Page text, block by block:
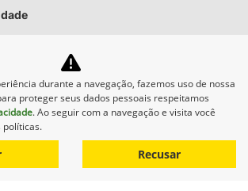
AGROSUL MAQUINAS LTDA
CNPJ: 40.512.337/0001-00
durante a navegação, fazemos uso de nossa
proteger seus dados pessoais respeitamos
. Ao seguir com a navegação e visita você
políticas.
Recusar